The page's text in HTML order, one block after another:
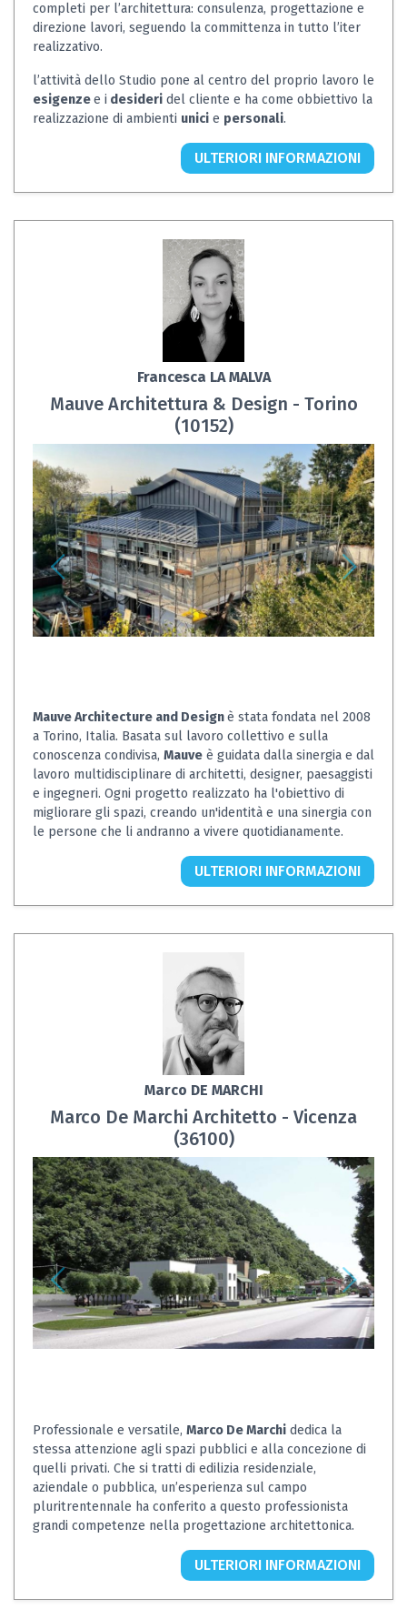
completi per l’architettura: consulenza, progettazione e
direzione lavori, seguendo la committenza in tutto l’iter
realizzativo.
l’attività dello Studio pone al centro del proprio lavoro le
esigenzee i desideri del cliente e ha come obbiettivo la
realizzazione di ambienti unici e personali.
ULTERIORI INFORMAZIONI
Francesca LA MALVA
Mauve Architettura & Design - Torino
(10152)
Mauve Architecture and Designè stata fondata nel 2008
a Torino, Italia. Basata sul lavoro collettivo e sulla
conoscenza condivisa, Mauve è guidata dalla sinergia e dal
lavoro multidisciplinare di architetti, designer, paesaggisti
e ingegneri. Ogni progetto realizzato ha l'obiettivo di
migliorare gli spazi, creando un'identità e una sinergia con
le persone che li andranno a vivere quotidianamente.
ULTERIORI INFORMAZIONI
Marco DE MARCHI
Marco De Marchi Architetto - Vicenza
(36100)
Professionale e versatile, Marco De Marchi dedica la
stessa attenzione agli spazi pubblici e alla concezione di
quelli privati. Che si tratti di edilizia residenziale,
aziendale o pubblica, un’esperienza sul campo
pluritrentennale ha conferito a questo professionista
grandi competenze nella progettazione architettonica.
ULTERIORI INFORMAZIONI